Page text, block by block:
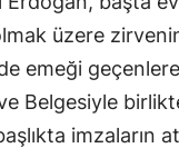
üzere
emeği
Belgesiyle
imzaların